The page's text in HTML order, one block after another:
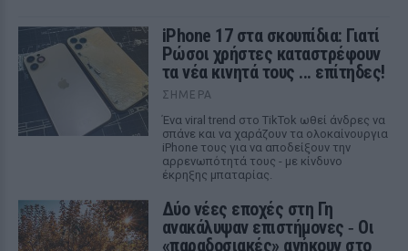
iPhone 17 στα σκουπίδια: Γιατί
Ρώσοι χρήστες καταστρέφουν
τα νέα κινητά τους ... επίτηδες!
ΣΉΜΕΡΑ
Ένα viral trend στο TikTok ωθεί άνδρες να
σπάνε και να χαράζουν τα ολοκαίνουργια
iPhone τους για να αποδείξουν την
αρρενωπότητά τους - με κίνδυνο
έκρηξης μπαταρίας.
Δύο νέες εποχές στη Γη
ανακάλυψαν επιστήμονες ‑ Oι
«παραδοσιακές» ανήκουν στο